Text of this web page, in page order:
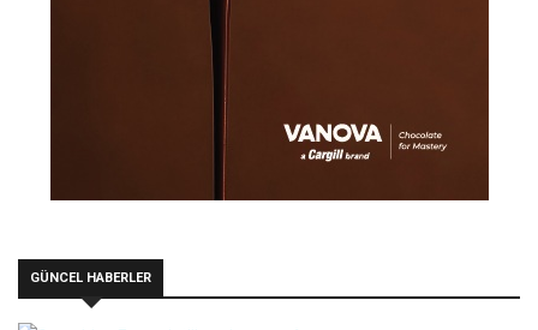
GÜNCEL HABERLER
Syma’dan Ege esintili paylaşım sofrası